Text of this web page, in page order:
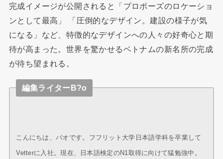
完成イメージが公開されると「プロポーズのロケーショ
ンとして最高」 「圧倒的なデザイン。建設の様子が気
になる」など、特徴的なデザインへの人々の好奇心と期
待が高まった。世界を驚かせるベトナムの新名所の完成
が待ち望まれる。
編集ライターB?o
こんにちは、バオです。フフリット大学日本語学科を卒業して
Vetterに入社。現在、日本語検定のN1取得に向けて猛勉強中。